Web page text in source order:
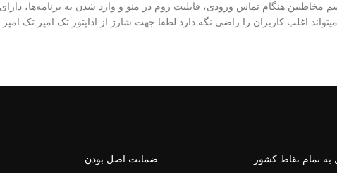
هنگام تماس ورودی، قابلیت زوم در منو و وارد شدن به برنامه‌ها،
به تمام نقاط کشور ضمانت اصل بودن